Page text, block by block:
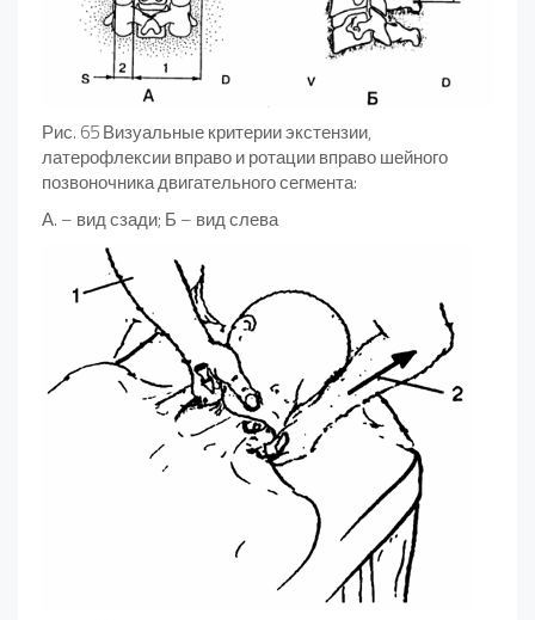
Рис. 65 Визуальные критерии экстензии,
латерофлексии вправо и ротации вправо шейного
позвоночника двигательного сегмента:
А. – вид сзади; Б – вид слева